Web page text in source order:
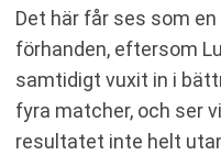
Det här får ses som
förhanden, eftersom
samtidigt vuxit in i
fyra matcher, och ser
resultatet inte helt